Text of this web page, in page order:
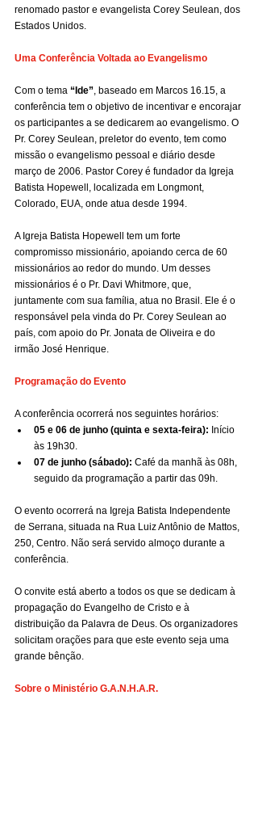
renomado pastor e evangelista Corey Seulean, dos
Estados Unidos.
Uma Conferência Voltada ao Evangelismo
Com o tema “Ide” , baseado em Marcos 16.15, a
conferência tem o objetivo de incentivar e encorajar
os participantes a se dedicarem ao evangelismo. O
Pr. Corey Seulean, preletor do evento, tem como
missão o evangelismo pessoal e diário desde
março de 2006. Pastor Corey é fundador da Igreja
Batista Hopewell, localizada em Longmont,
Colorado, EUA, onde atua desde 1994.
A Igreja Batista Hopewell tem um forte
compromisso missionário, apoiando cerca de 60
missionários ao redor do mundo. Um desses
missionários é o Pr. Davi Whitmore, que,
juntamente com sua família, atua no Brasil. Ele é o
responsável pela vinda do Pr. Corey Seulean ao
país, com apoio do Pr. Jonata de Oliveira e do
irmão José Henrique.
Programação do Evento
A conferência ocorrerá nos seguintes horários:
05 e 06 de junho (quinta e sexta-feira): Início
às 19h30.
07 de junho (sábado): Café da manhã às 08h,
seguido da programação a partir das 09h.
O evento ocorrerá na Igreja Batista Independente
de Serrana, situada na Rua Luiz Antônio de Mattos,
250, Centro. Não será servido almoço durante a
conferência.
O convite está aberto a todos os que se dedicam à
propagação do Evangelho de Cristo e à
distribuição da Palavra de Deus. Os organizadores
solicitam orações para que este evento seja uma
grande bênção.
Sobre o Ministério G.A.N.H.A.R.